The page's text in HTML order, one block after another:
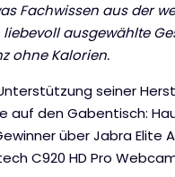
Fachwissen aus der
ausgewählte
ohne Kalorien.
seiner
auf den Gabentisch:
über Jabra
C920 HD Pro